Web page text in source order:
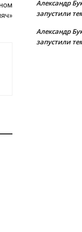
Александр
запустили
Александр
запустили